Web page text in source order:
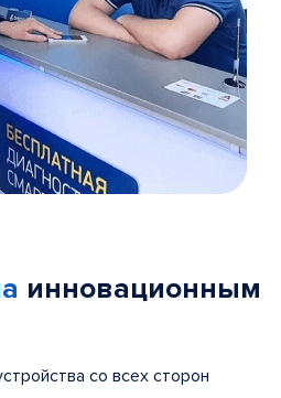
инновационным
со всех сторон